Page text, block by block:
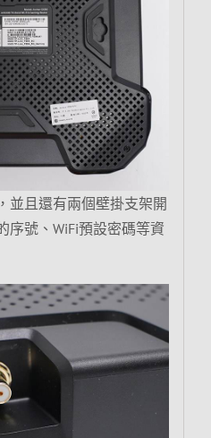
並且還有兩個壁掛支架開
序號、WiFi預設密碼等資